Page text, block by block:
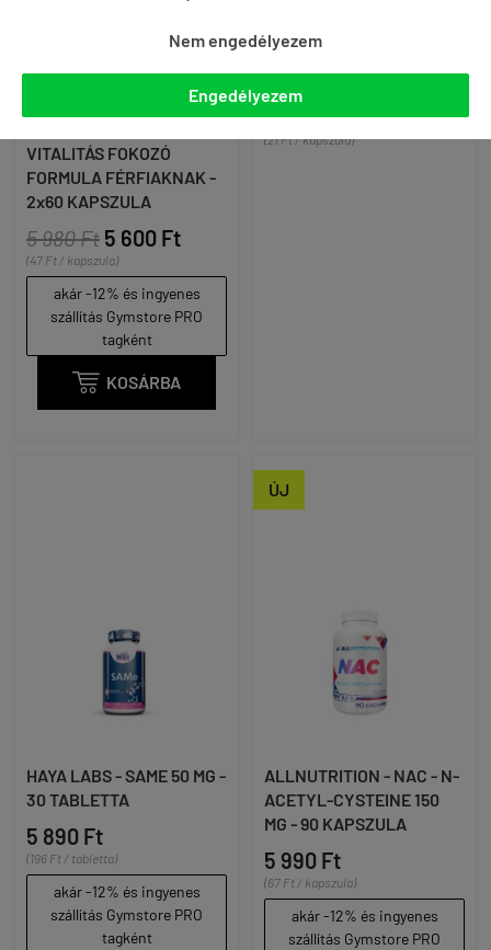
Nem engedélyezem
Engedélyezem
ARGINMACA - L-ARGININ
VITALITÁS FOKOZÓ
FORMULA FÉRFIAKNAK -
2x60 KAPSZULA
5 980 Ft 5 600 Ft
(47 Ft / kapszula)
akár -12% és ingyenes
szállítás Gymstore PRO
tagként
 KOSÁRBA
GYMBEAM - L-THREONINE
- 3 X 90 KAPSZULA
6 270 Ft5 650 Ft
(21 Ft / kapszula)
HAYA LABS - SAME 50 MG -
30 TABLETTA
5 890 Ft
(196 Ft / tabletta)
akár -12% és ingyenes
szállítás Gymstore PRO
tagként
ÚJ
ALLNUTRITION - NAC - N-
ACETYL-CYSTEINE 150
MG - 90 KAPSZULA
5 990 Ft
(67 Ft / kapszula)
akár -12% és ingyenes
szállítás Gymstore PRO